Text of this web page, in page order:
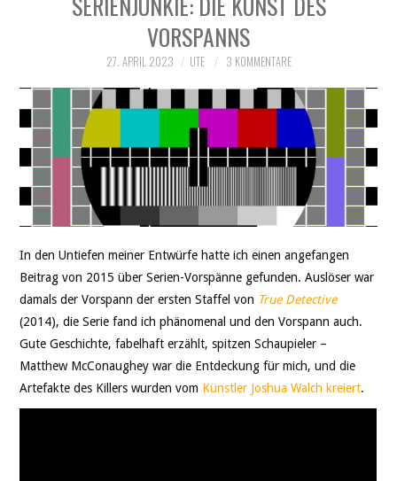
LEBEN
DATENSCHUTZ
VORSPANNS
27. APRIL 2023 UTE 3 KOMMENTARE
In den Untiefen meiner Entwürfe hatte ich einen angefangen
Beitrag von 2015 über Serien-Vorspänne gefunden. Auslöser war
damals der Vorspann der ersten Staffel von True Detective
(2014), die Serie fand ich phänomenal und den Vorspann auch.
Gute Geschichte, fabelhaft erzählt, spitzen Schaupieler –
Matthew McConaughey war die Entdeckung für mich, und die
Artefakte des Killers wurden vom Künstler Joshua Walch kreiert.